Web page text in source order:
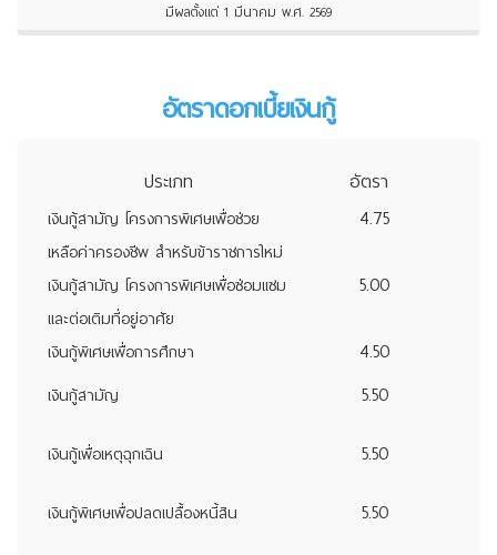
มีผลตั้งแต่ 1 มีนาคม พ.ศ. 2569
อัตราดอกเบี้ยเงินกู้
ประเภท อัตรา
เงินกู้สามัญ โครงการพิเศษเพื่อช่วย
เหลือค่าครองชีพ สำหรับข้าราชการใหม่
4.75
เงินกู้สามัญ โครงการพิเศษเพื่อซ่อมแซม
และต่อเติมที่อยู่อาศัย
5.00
เงินกู้พิเศษเพื่อการศึกษา 4.50
เงินกู้สามัญ 5.50
เงินกู้เพื่อเหตุฉุกเฉิน 5.50
เงินกู้พิเศษเพื่อปลดเปลื้องหนี้สิน 5.50